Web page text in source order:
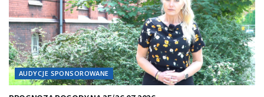
AUDYCJE SPONSOROWANE